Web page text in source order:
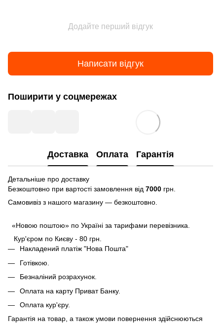
Додайте перший відгук
Написати відгук
Поширити у соцмережах
Доставка Оплата Гарантія
Детальніше про доставку
Безкоштовно при вартості замовлення від 7000 грн.
Самовивіз з нашого магазину — безкоштовно.
«Новою поштою» по Україні за тарифами перевізника.
Кур'єром по Києву - 80 грн.
Накладений платіж "Нова Пошта"
Готівкою.
Безналіний розрахунок.
Оплата на карту Приват Банку.
Оплата кур'єру.
Гарантія на товар, а також умови повернення здійснюються